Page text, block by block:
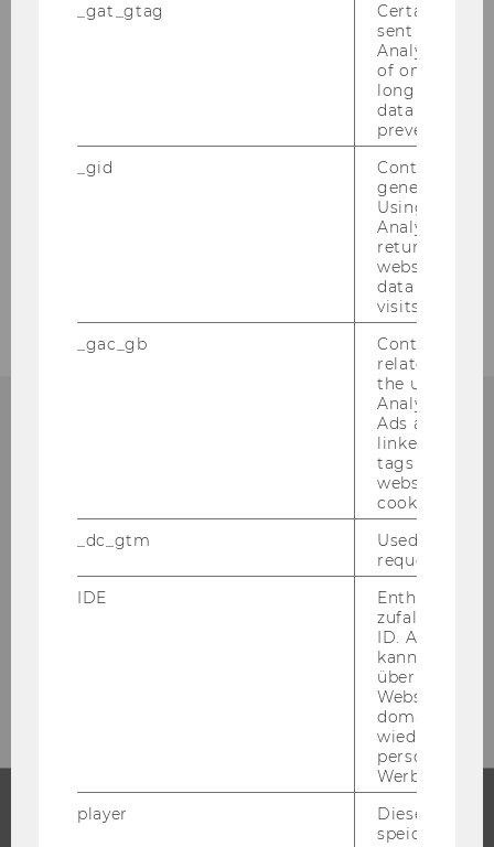
Termine SoSe 2026
_gat_gtag
Certain data
sent to
Analytics a
of once per
long as it is
data
prevented.
_gid
Contains a
generated
Using this
Analytics can
returning
website and
data from
visits.
_gac_gb
Contains
related
the user. If
Analytics and
Ads accounts
linked, the
tags on the
website read
cookie.
_dc_gtm
Used to
request rate.
IDE
Enthält eine
ID. Anhand
kann Google
über
Websites
Werbung
player
Dieses Cookie
speichert